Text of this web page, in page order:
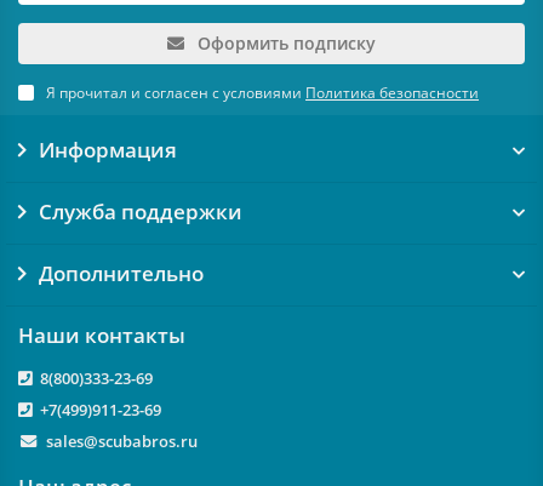
Оформить подписку
Я прочитал и согласен с условиями Политика безопасности
Информация
Служба поддержки
Дополнительно
Наши контакты
8(800)333-23-69
+7(499)911-23-69
sales@scubabros.ru